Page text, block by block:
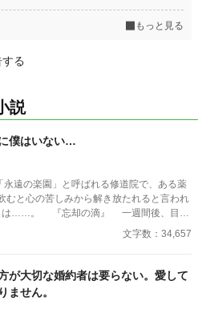
もっと見る
る
説
僕はいない…
遠の楽園」と呼ばれる修道院で、ある薬
れた。 それは、自分を苦し
いたのだ。 父親、継母、異母
存在さえもきれいさっぱりと忘れられてい
文字数：34,657
が大切な婚約者は要らない。愛して
せん。